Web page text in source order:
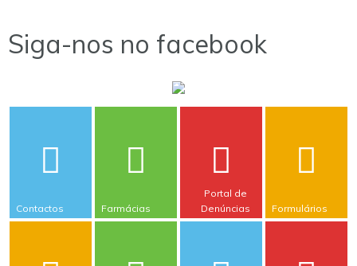
Siga-nos no facebook
Contactos Farmácias
Portal de
Denúncias
Formulários